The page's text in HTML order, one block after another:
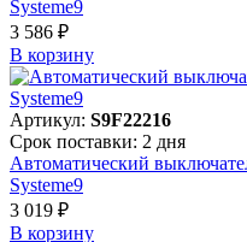
Systeme9
3 586 ₽
В корзинy
Артикул: S9F22216
Срок поставки: 2 дня
Автоматический
Systeme9
3 019 ₽
В корзинy